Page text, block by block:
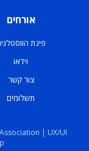
אורחים
פינת
וידאו
צור קשר
תשלומים
| UX/UI